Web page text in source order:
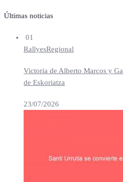
Últimas noticias
01
RallyesRegional
Victoria de Alberto Marcos y
de Eskoriatza
23/07/2026